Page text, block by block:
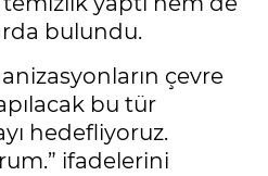
bulundu.
çevre
bu tür
hedefliyoruz.
ifadelerini